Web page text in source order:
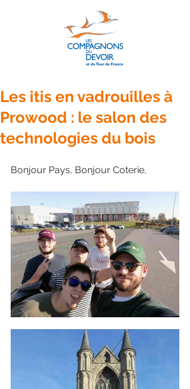
Les itis en vadrouilles à
Prowood : le salon des
technologies du bois
Bonjour Pays, Bonjour Coterie,